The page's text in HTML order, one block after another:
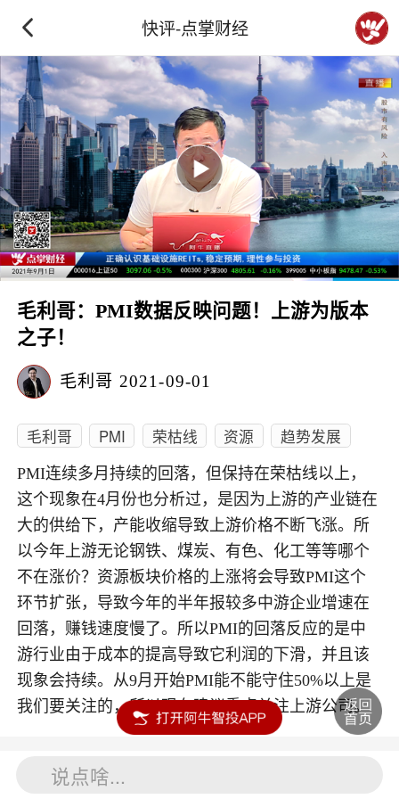
快评-点掌财经
毛利哥：PMI数据反映问题！上游为版本
之子！
毛利哥 2021-09-01
毛利哥 PMI 荣枯线 资源 趋势发展
PMI连续多月持续的回落，但保持在荣枯线以上，
这个现象在4月份也分析过，是因为上游的产业链在
大的供给下，产能收缩导致上游价格不断飞涨。所
以今年上游无论钢铁、煤炭、有色、化工等等哪个
不在涨价？资源板块价格的上涨将会导致PMI这个
环节扩张，导致今年的半年报较多中游企业增速在
回落，赚钱速度慢了。所以PMI的回落反应的是中
游行业由于成本的提高导致它利润的下滑，并且该
现象会持续。从9月开始PMI能不能守住50%以上是
我们要关注的，所以现在建议重点关注上游公司。
投资有风险，入市须谨慎。
说点啥...